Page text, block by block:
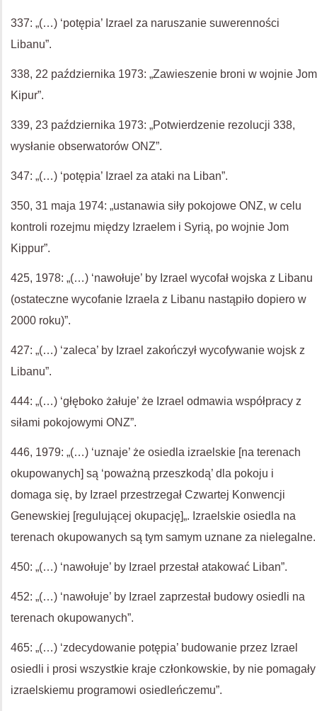
337: „(…) ‘potępia’ Izrael za naruszanie suwerenności
Libanu”.
338, 22 października 1973: „Zawieszenie broni w wojnie Jom
Kipur”.
339, 23 października 1973: „Potwierdzenie rezolucji 338,
wysłanie obserwatorów ONZ”.
347: „(…) ‘potępia’ Izrael za ataki na Liban”.
350, 31 maja 1974: „ustanawia siły pokojowe ONZ, w celu
kontroli rozejmu między Izraelem i Syrią, po wojnie Jom
Kippur”.
425, 1978: „(…) ‘nawołuje’ by Izrael wycofał wojska z Libanu
(ostateczne wycofanie Izraela z Libanu nastąpiło dopiero w
2000 roku)”.
427: „(…) ‘zaleca’ by Izrael zakończył wycofywanie wojsk z
Libanu”.
444: „(…) ‘głęboko żałuje’ że Izrael odmawia współpracy z
siłami pokojowymi ONZ”.
446, 1979: „(…) ‘uznaje’ że osiedla izraelskie [na terenach
okupowanych] są ‘poważną przeszkodą’ dla pokoju i
domaga się, by Izrael przestrzegał Czwartej Konwencji
Genewskiej [regulującej okupację]„. Izraelskie osiedla na
terenach okupowanych są tym samym uznane za nielegalne.
450: „(…) ‘nawołuje’ by Izrael przestał atakować Liban”.
452: „(…) ‘nawołuje’ by Izrael zaprzestał budowy osiedli na
terenach okupowanych”.
465: „(…) ‘zdecydowanie potępia’ budowanie przez Izrael
osiedli i prosi wszystkie kraje członkowskie, by nie pomagały
izraelskiemu programowi osiedleńczemu”.